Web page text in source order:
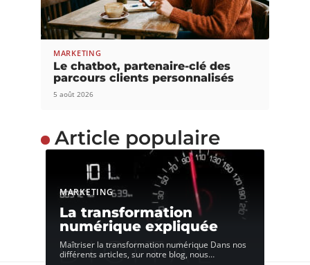
MARKETING
Le chatbot, partenaire-clé des
parcours clients personnalisés
5 août 2026
Article populaire
MARKETING
La transformation
numérique expliquée
Maîtriser la transformation numérique Dans nos
différents articles, sur notre blog, nous…